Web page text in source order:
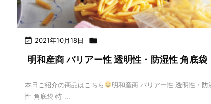
 2021年10月18日 
明和産商 バリアー性 透明性・防湿性 角底袋
本日ご紹介の商品はこちら
明和産商 バリアー性 透明性・防
性 角底袋 特 ...